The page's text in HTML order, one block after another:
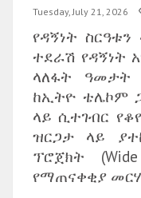
Tuesday, July 21, 2026
የዳኝነት
ተደራሽ የዳኝነት
ላለፋት ዓመታት
ከኢትዮ ቴሌኮም
ላይ ሲተገብር
ዝርጋታ ላይ
ፕሮጀክት
የማጠናቀቂያ